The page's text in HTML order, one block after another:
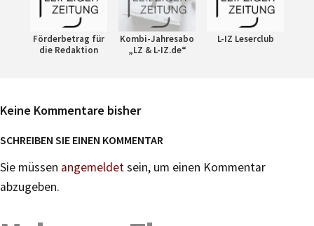
Förderbetrag für
die Redaktion
Kombi-Jahresabo
„LZ & L-IZ.de“
L-IZ Leserclub
Keine Kommentare bisher
SCHREIBEN SIE EINEN KOMMENTAR
Sie müssen angemeldetsein, um einen Kommentar
abzugeben.